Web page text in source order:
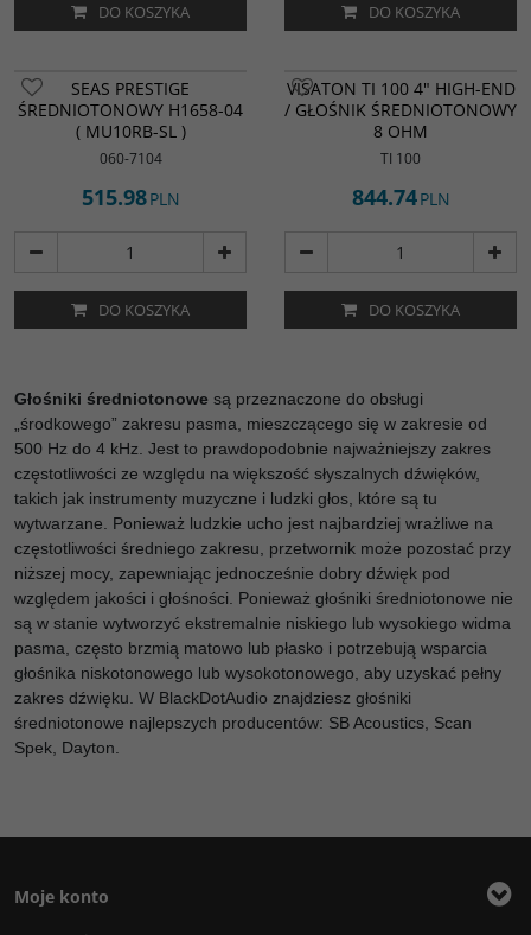
DO KOSZYKA DO KOSZYKA
SEAS PRESTIGE
ŚREDNIOTONOWY H1658-04
( MU10RB-SL )
060-7104
515.98PLN
DO KOSZYKA
VISATON TI 100 4" HIGH-END
/ GŁOŚNIK ŚREDNIOTONOWY
8 OHM
TI 100
844.74PLN
DO KOSZYKA
Głośniki średniotonowe są przeznaczone do obsługi
„środkowego” zakresu pasma, mieszczącego się w zakresie od
500 Hz do 4 kHz. Jest to prawdopodobnie najważniejszy zakres
częstotliwości ze względu na większość słyszalnych dźwięków,
takich jak instrumenty muzyczne i ludzki głos, które są tu
wytwarzane. Ponieważ ludzkie ucho jest najbardziej wrażliwe na
częstotliwości średniego zakresu, przetwornik może pozostać przy
niższej mocy, zapewniając jednocześnie dobry dźwięk pod
względem jakości i głośności. Ponieważ głośniki średniotonowe nie
są w stanie wytworzyć ekstremalnie niskiego lub wysokiego widma
pasma, często brzmią matowo lub płasko i potrzebują wsparcia
głośnika niskotonowego lub wysokotonowego, aby uzyskać pełny
zakres dźwięku. W BlackDotAudio znajdziesz głośniki
średniotonowe najlepszych producentów: SB Acoustics, Scan
Spek, Dayton.
Moje konto